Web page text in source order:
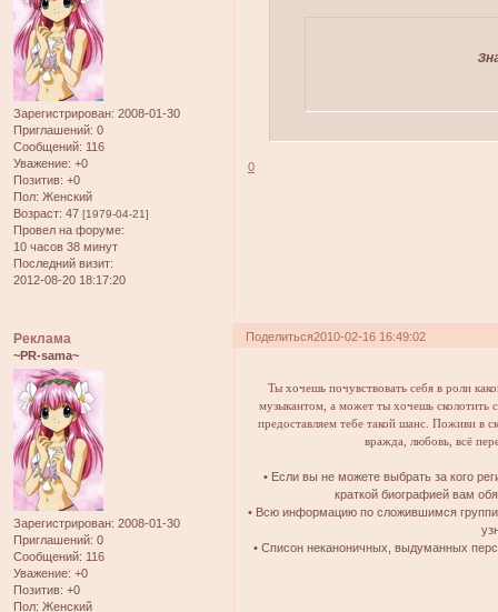
Зарегистрирован: 2008-01-30
Приглашений: 0
Сообщений: 116
Уважение: +0
Позитив: +0
Пол: Женский
Возраст: 47 [1979-04-21]
Провел на форуме:
10 часов 38 минут
Последний визит:
2012-08-20 18:17:20
0
Поделиться2010-02-16 16:49:02
Реклама
~PR-sama~
Зарегистрирован: 2008-01-30
Приглашений: 0
Сообщений: 116
Уважение: +0
Позитив: +0
Пол: Женский
Ты хочешь почувствовать себя в роли
музыкантом, а может ты хочешь сколотить
предоставляем тебе такой шанс. Поживи в
вражда, любовь, всё
• Если вы не можете выбрать за кого
краткой биографией вам
• Всю информацию по сложившимся
• Списон неканоничных, выдуманных